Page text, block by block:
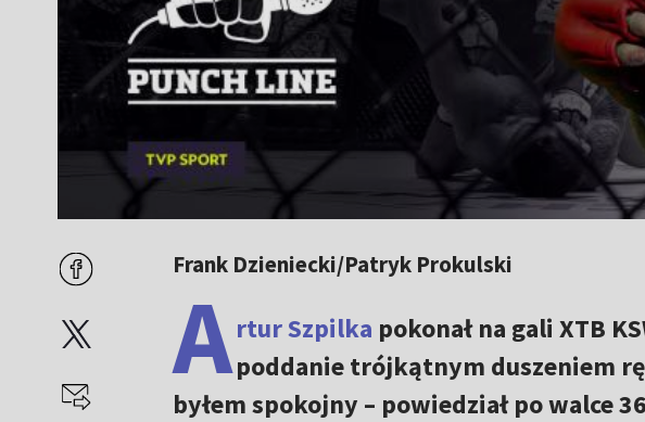
Frank Dzieniecki/Patryk Prokulski
Artur Szpilka pokonał na gali XTB
poddanie trójkątnym duszeniem
byłem spokojny – powiedział po walce